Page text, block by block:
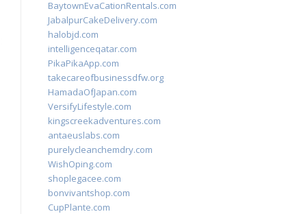
BaytownEvaCationRentals.com
JabalpurCakeDelivery.com
halobjd.com
intelligenceqatar.com
PikaPikaApp.com
takecareofbusinessdfw.org
HamadaOfJapan.com
VersifyLifestyle.com
kingscreekadventures.com
antaeuslabs.com
purelycleanchemdry.com
WishOping.com
shoplegacee.com
bonvivantshop.com
CupPlante.com